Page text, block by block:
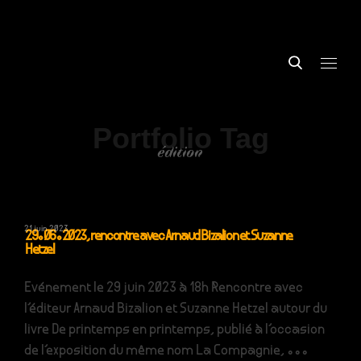
Portfolio Tag
édition
21 juin 2023
29.06.2023, rencontre avec Arnaud Bizalion et Suzanne
Hetzel
Evénement le 29 juin 2023 à 18h Rencontre avec
l'éditeur Arnaud Bizalion et Suzanne Hetzel autour du
livre De printemps en printemps, publié à l'occasion
de l'exposition du même nom La Compagnie, ...